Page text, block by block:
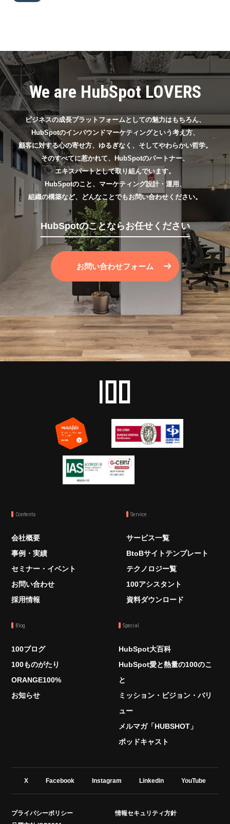
We are HubSpot LOVERS
ビジネスの成長プラットフォームとしての魅力はもちろん、
HubSpotのインバウンドマーケティングという考え方、
顧客に対する心の寄せ方、ゆるぎなく、そしてやわらかい哲学。
そのすべてに惹かれて、HubSpotのパートナー、
エキスパートとして取り組んでいます。
HubSpotのこと、マーケティング設計・運用、
組織の構築など、どんなことでもお問い合わせください。
HubSpotのことならお任せください
お問い合わせフォーム
Contents
会社概要
事例・実績
セミナー・イベント
お問い合わせ
採用情報
Service
サービス一覧
BtoBサイトテンプレート
テクノロジー覧
100アシスタント
資料ダウンロード
Blog
100ブログ
100ものがたり
ORANGE100%
お知らせ
Special
HubSpot大百科
HubSpot愛と熱量の100のこ
と
ミッション・ビジョン・バリ
ュー
メルマガ「HUBSHOT」
ポッドキャスト
X Facebook Instagram Linkedin YouTube
プライバシーポリシー
情報セキュリティ方針